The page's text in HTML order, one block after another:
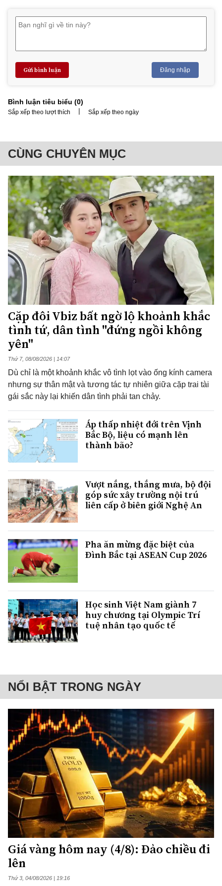
Gửi bình luận Đăng nhập
Bình luận tiêu biểu (0)
Sắp xếp theo lượt thích | Sắp xếp theo ngày
CÙNG CHUYÊN MỤC
Cặp đôi Vbiz bất ngờ lộ khoảnh khắc
tình tứ, dân tình "đứng ngồi không
yên"
Thứ 7, 08/08/2026 | 14:07
Dù chỉ là một khoảnh khắc vô tình lọt vào ống kính camera
nhưng sự thân mật và tương tác tự nhiên giữa cặp trai tài
gái sắc này lại khiến dân tình phải tan chảy.
Áp thấp nhiệt đới trên Vịnh
Bắc Bộ, liệu có mạnh lên
thành bão?
Vượt nắng, thắng mưa, bộ đội
góp sức xây trường nội trú
liên cấp ở biên giới Nghệ An
Pha ăn mừng đặc biệt của
Đình Bắc tại ASEAN Cup 2026
Học sinh Việt Nam giành 7
huy chương tại Olympic Trí
tuệ nhân tạo quốc tế
NỔI BẬT TRONG NGÀY
Giá vàng hôm nay (4/8): Đảo chiều đi
lên
Thứ 3, 04/08/2026 | 19:16